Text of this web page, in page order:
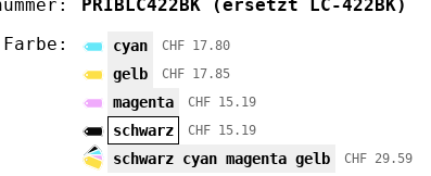
PRIBLC422BK
(ersetzt LC-422BK)
Farbe:
cyan CHF 17.80
gelb CHF 17.85
magenta CHF 15.19
schwarz CHF 15.19
schwarz cyan magenta gelb CHF 29.59